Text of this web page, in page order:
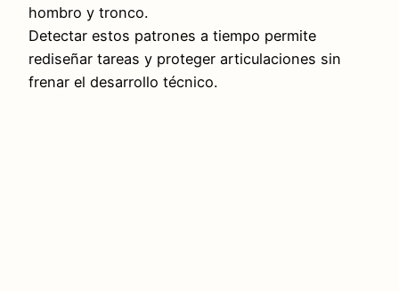
hombro y tronco.
Detectar estos patrones a tiempo permite
rediseñar tareas y proteger articulaciones sin
frenar el desarrollo técnico.